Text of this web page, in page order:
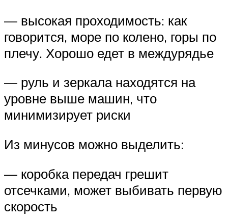
— высокая проходимость: как
говорится, море по колено, горы по
плечу. Хорошо едет в междурядье
— руль и зеркала находятся на
уровне выше машин, что
минимизирует риски
Из минусов можно выделить:
— коробка передач грешит
отсечками, может выбивать первую
скорость